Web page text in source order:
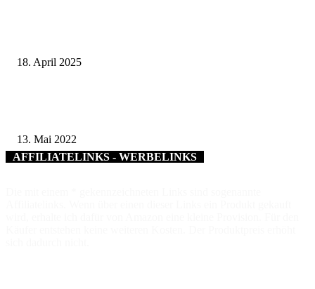
18. April 2025
13. Mai 2022
AFFILIATELINKS - WERBELINKS